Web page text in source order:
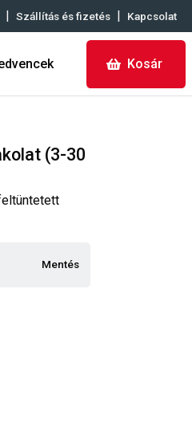
| Szállítás és fizetés | Kapcsolat
Kosár
(3-30
Mentés